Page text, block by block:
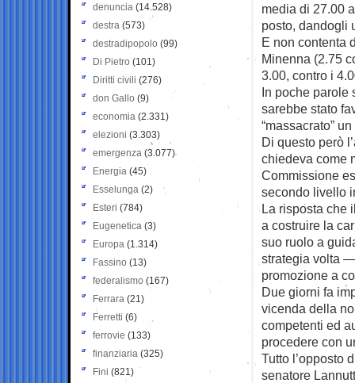
media di 27.00
posto, dandogli
E non contenta
Minenna (2.75
3.00, contro i
In poche parole
sarebbe stato
“massacrato”
Di questo però
chiedeva come
Commissione
secondo livello
La risposta che
a costruire la
suo ruolo a
strategia volta
promozione a
Due giorni fa
vicenda della
competenti ed
procedere con
Tutto l’opposto
senatore
denuncia (14.528)
destra (573)
destradipopolo (99)
Di Pietro (101)
Diritti civili (276)
don Gallo (9)
economia (2.331)
elezioni (3.303)
emergenza (3.077)
Energia (45)
Esselunga (2)
Esteri (784)
Eugenetica (3)
Europa (1.314)
Fassino (13)
federalismo (167)
Ferrara (21)
Ferretti (6)
ferrovie (133)
finanziaria (325)
Fini (821)